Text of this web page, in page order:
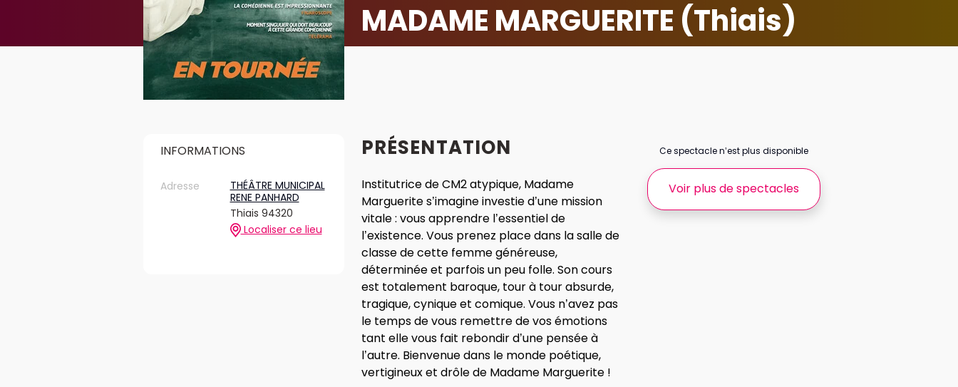
MADAME MARGUERITE (Thiais)
INFORMATIONS
Adresse
THÉÂTRE MUNICIPAL
RENE PANHARD
Thiais 94320
Localiser ce lieu
PRÉSENTATION
Institutrice de CM2 atypique, Madame
Marguerite s’imagine investie d’une mission
vitale : vous apprendre l’essentiel de
l’existence. Vous prenez place dans la salle de
classe de cette femme généreuse,
déterminée et parfois un peu folle. Son cours
est totalement baroque, tour à tour absurde,
tragique, cynique et comique. Vous n’avez pas
le temps de vous remettre de vos émotions
tant elle vous fait rebondir d’une pensée à
l’autre. Bienvenue dans le monde poétique,
vertigineux et drôle de Madame Marguerite !
Ce spectacle n’est plus disponible
Voir plus de spectacles